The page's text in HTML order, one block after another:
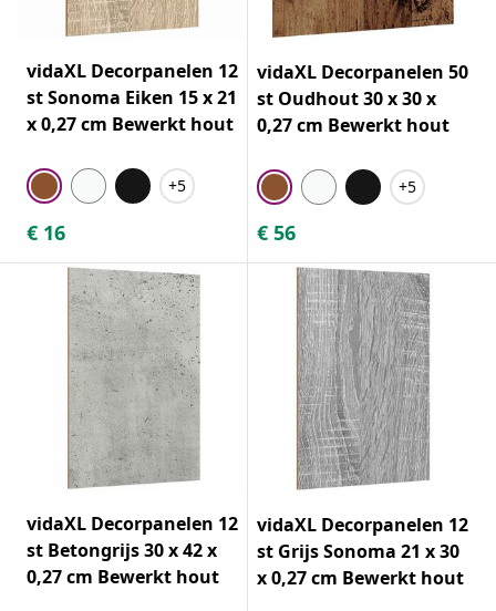
vidaXL Decorpanelen 12
st Sonoma Eiken 15 x 21
x 0,27 cm Bewerkt hout
+5
€ 16
vidaXL Decorpanelen 50
st Oudhout 30 x 30 x
0,27 cm Bewerkt hout
+5
€ 56
vidaXL Decorpanelen 12
st Betongrijs 30 x 42 x
0,27 cm Bewerkt hout
vidaXL Decorpanelen 12
st Grijs Sonoma 21 x 30
x 0,27 cm Bewerkt hout